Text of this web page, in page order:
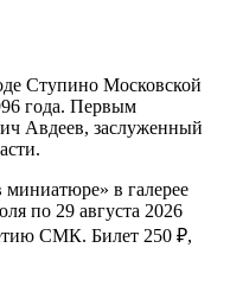
Ступино Московской
года. Первым
Авдеев, заслуженный
в галерее
по 29 августа 2026
СМК. Билет 250 ₽,